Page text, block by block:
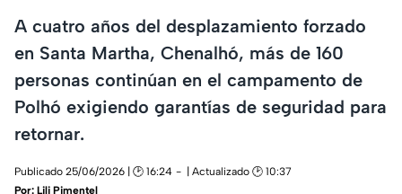
A cuatro años del desplazamiento forzado
en Santa Martha, Chenalhó, más de 160
personas continúan en el campamento de
Polhó exigiendo garantías de seguridad para
retornar.
Publicado 25/06/2026 | 🕑 16:24
| Actualizado 🕑 10:37
Por: Lili Pimentel